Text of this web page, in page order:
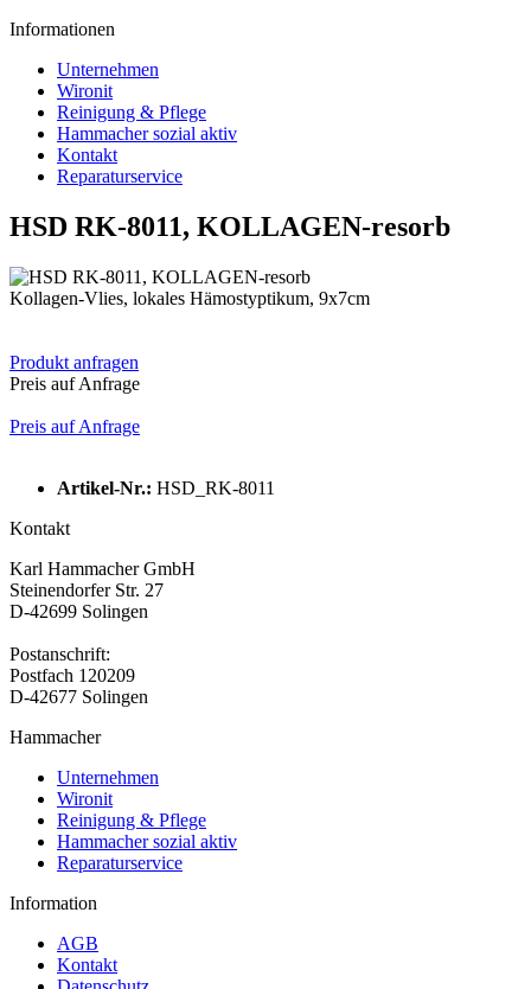
Informationen
Unternehmen
Wironit
Reinigung & Pflege
Hammacher sozial aktiv
Kontakt
Reparaturservice
HSD RK-8011, KOLLAGEN-resorb
Kollagen-Vlies, lokales Hämostyptikum, 9x7cm
Produkt anfragen
Preis auf Anfrage
Preis auf Anfrage
Artikel-Nr.: HSD_RK-8011
Kontakt
Karl Hammacher GmbH
Steinendorfer Str. 27
D-42699 Solingen
Postanschrift:
Postfach 120209
D-42677 Solingen
Hammacher
Unternehmen
Wironit
Reinigung & Pflege
Hammacher sozial aktiv
Reparaturservice
Information
AGB
Kontakt